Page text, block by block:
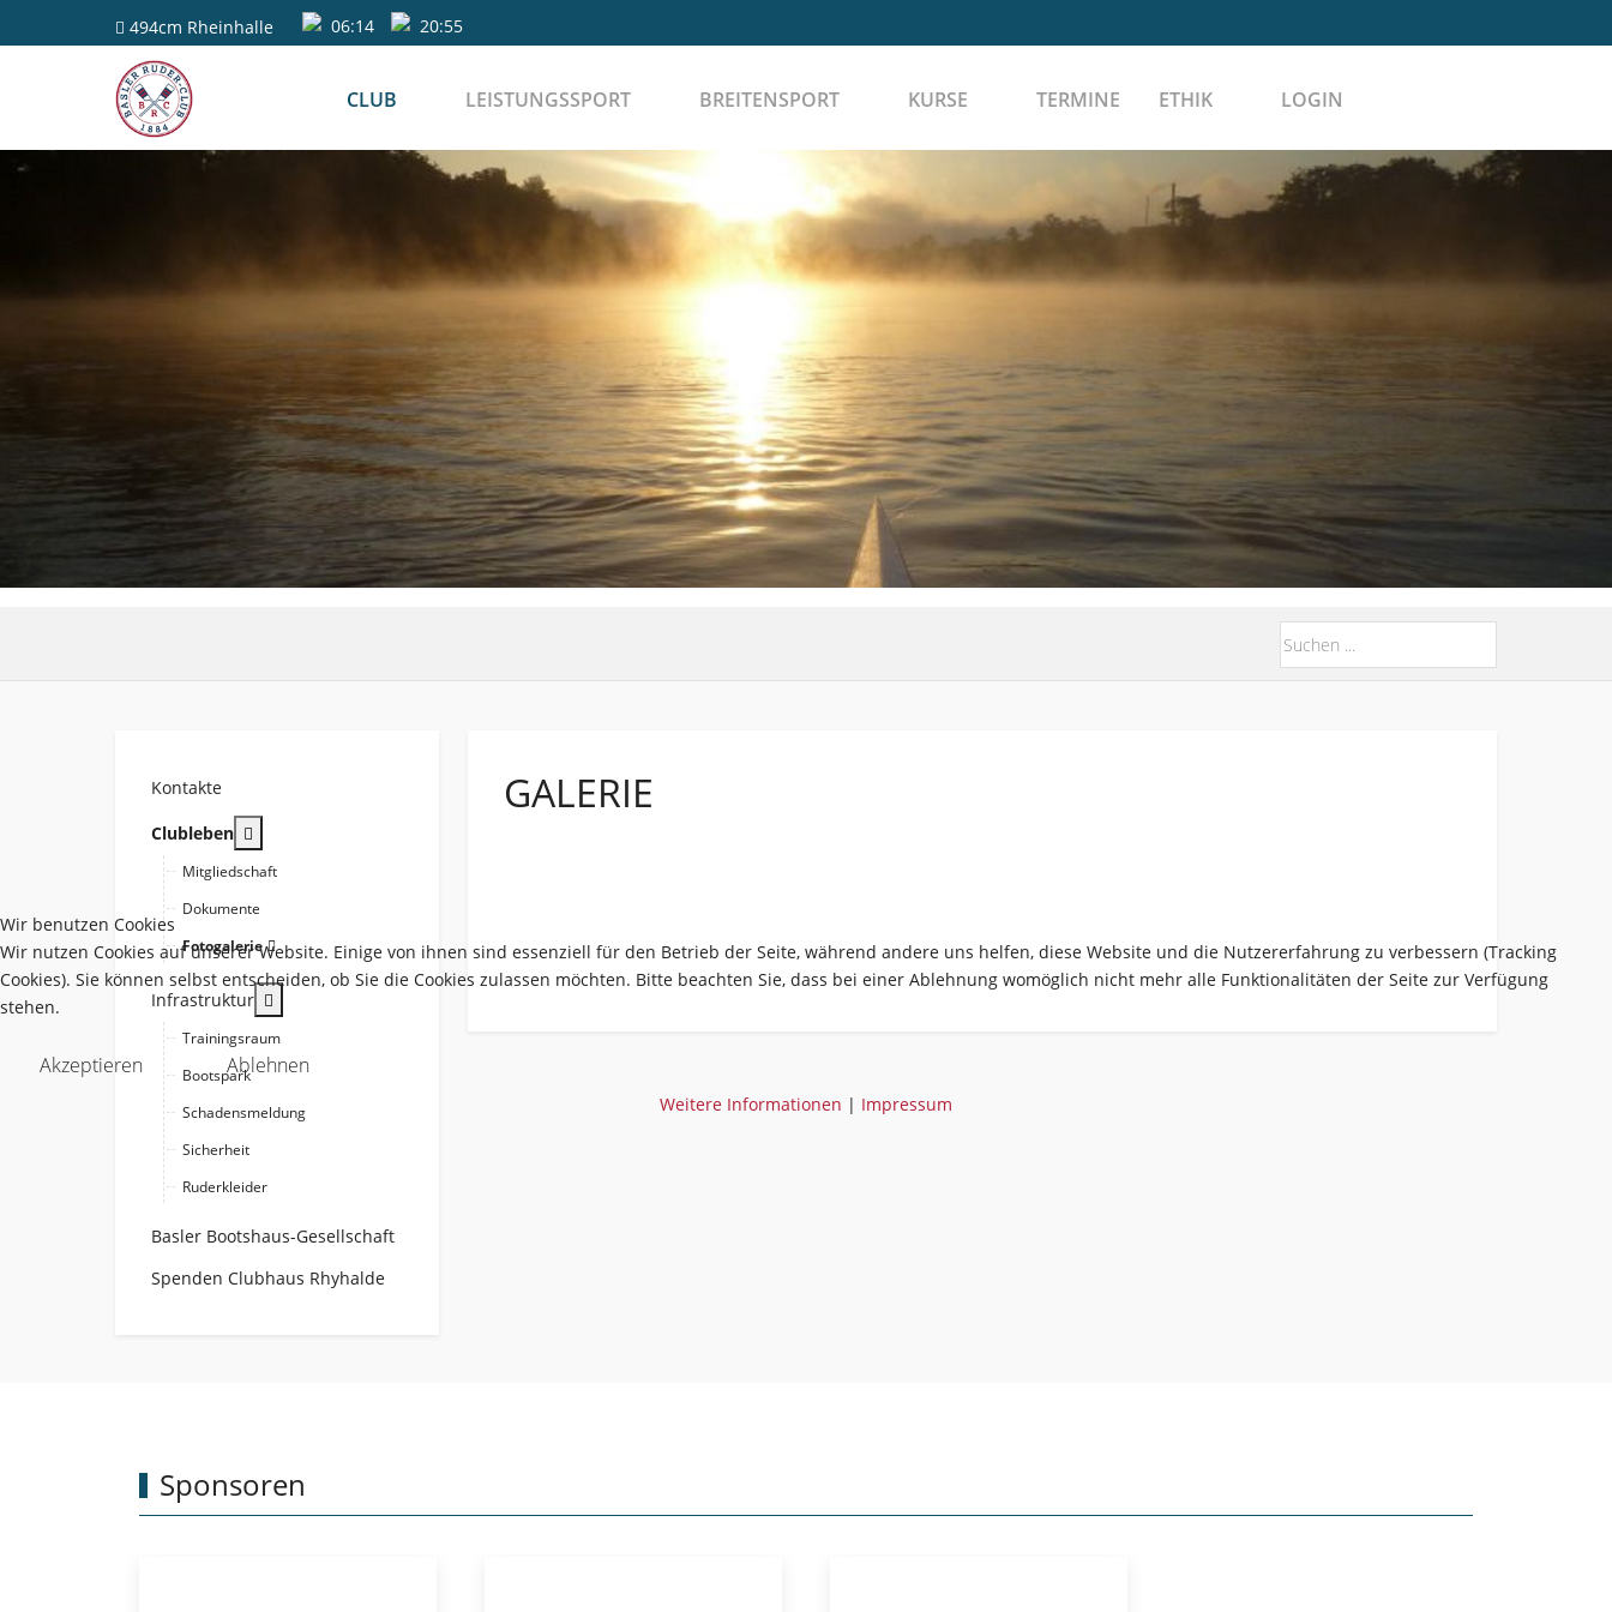
494cm Rheinhalle 06:14 20:55
CLUB LEISTUNGSSPORT BREITENSPORT KURSE TERMINE ETHIK LOGIN
Kontakte
Clubleben
Mitgliedschaft
Dokumente
Fotogalerie
Infrastruktur
Trainingsraum
Bootspark
Schadensmeldung
Sicherheit
Ruderkleider
Basler Bootshaus-Gesellschaft
Spenden Clubhaus Rhyhalde
GALERIE
Sponsoren
Wir benutzen Cookies
Wir nutzen Cookies auf unserer Website. Einige von ihnen sind essenziell für den Betrieb der Seite, während andere uns helfen, diese Website und die Nutzererfahrung zu verbessern (Tracking
Cookies). Sie können selbst entscheiden, ob Sie die Cookies zulassen möchten. Bitte beachten Sie, dass bei einer Ablehnung womöglich nicht mehr alle Funktionalitäten der Seite zur Verfügung
stehen.
Akzeptieren Ablehnen
Weitere Informationen | Impressum